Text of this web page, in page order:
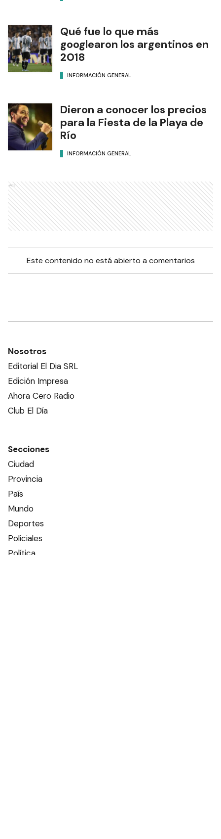
Qué fue lo que más
googlearon los argentinos en
2018
INFORMACIÓN GENERAL
Dieron a conocer los precios
para la Fiesta de la Playa de
Río
INFORMACIÓN GENERAL
Ads
Este contenido no está abierto a comentarios
Nosotros
Editorial El Dia SRL
Edición Impresa
Ahora Cero Radio
Club El Día
Secciones
Ciudad
Provincia
País
Mundo
Deportes
Policiales
Política